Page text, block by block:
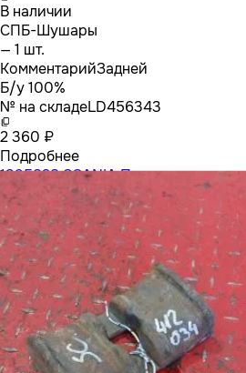
В наличии
СПБ-Шушары
— 1 шт.
КомментарийЗадней
Б/у 100%
№ на складеLD456343
2 360 ₽
Подробнее
1395828 SCANIA Проставка